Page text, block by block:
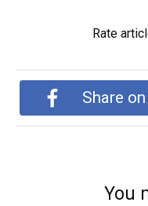
Rate
Share
You